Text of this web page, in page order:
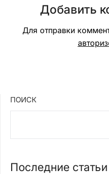
Добавить
Для отправки
ПОИСК
Последние статьи